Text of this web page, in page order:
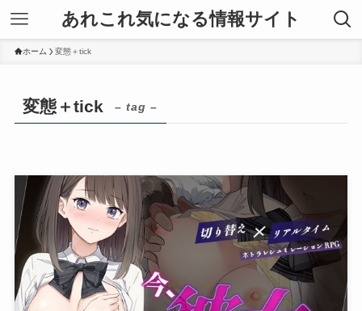
あれこれ気になる情報サイト
ホーム 変態＋tick
変態＋tick – tag –